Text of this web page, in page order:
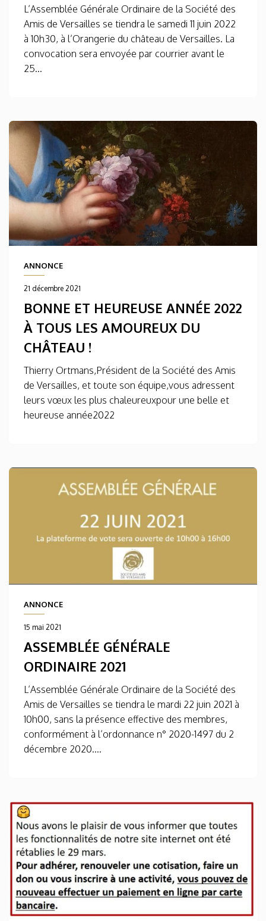
L’Assemblée Générale Ordinaire de la Société des
Amis de Versailles se tiendra le samedi 11 juin 2022
à 10h30, à l’Orangerie du château de Versailles. La
convocation sera envoyée par courrier avant le
25...
ANNONCE
21 décembre 2021
BONNE ET HEUREUSE ANNÉE 2022
À TOUS LES AMOUREUX DU
CHÂTEAU !
Thierry Ortmans,Président de la Société des Amis
de Versailles, et toute son équipe,vous adressent
leurs vœux les plus chaleureuxpour une belle et
heureuse année2022
ANNONCE
15 mai 2021
ASSEMBLÉE GÉNÉRALE
ORDINAIRE 2021
L’Assemblée Générale Ordinaire de la Société des
Amis de Versailles se tiendra le mardi 22 juin 2021 à
10h00, sans la présence effective des membres,
conformément à l’ordonnance n° 2020-1497 du 2
décembre 2020....